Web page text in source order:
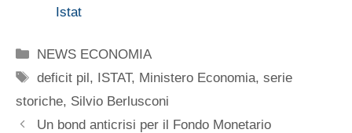
Istat
Categorie
NEWS ECONOMIA
Tag
deficit pil, ISTAT, Ministero Economia,serie
storiche, Silvio Berlusconi
Un bond anticrisi per il Fondo Monetario